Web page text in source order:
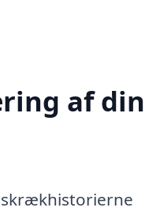
af din